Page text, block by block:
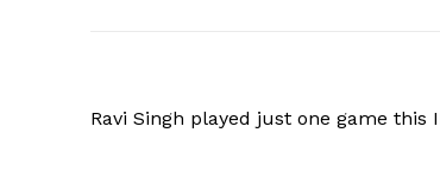
Ravi Singh played just one game